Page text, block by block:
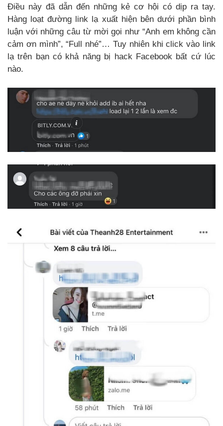
Điều này đã dẫn đến những kẻ cơ hội có dịp ra tay.
Hàng loạt đường link lạ xuất hiện bên dưới phần bình
luận với những câu từ mời gọi như “Anh em không cần
cảm ơn mình”, “Full nhé”… Tuy nhiên khi click vào link
lạ trên bạn có khả năng bị hack Facebook bất cứ lúc
nào.